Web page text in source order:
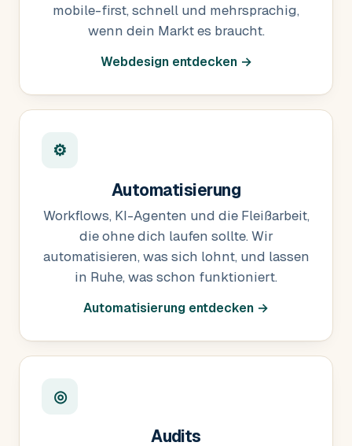
mobile-first, schnell und mehrsprachig,
wenn dein Markt es braucht.
Webdesign entdecken →
⚙
Automatisierung
Workflows, KI-Agenten und die Fleißarbeit,
die ohne dich laufen sollte. Wir
automatisieren, was sich lohnt, und lassen
in Ruhe, was schon funktioniert.
Automatisierung entdecken →
◎
Audits